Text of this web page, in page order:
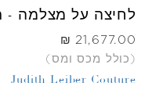
לחיצה על מצלמה -
היה
(כולל מכס ומס)
Judith Leiber Couture